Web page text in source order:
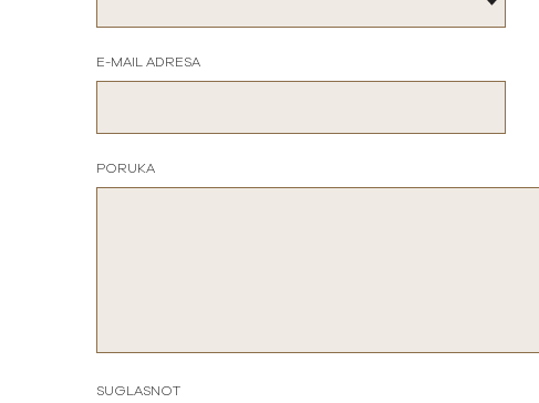
E-MAIL ADRESA
PORUKA
SUGLASNOT